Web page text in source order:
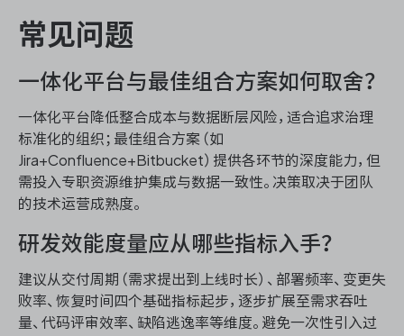
常见问题
一体化平台与最佳组合方案如何取舍？
一体化平台降低整合成本与数据断层风险，适合追求治理
标准化的组织；最佳组合方案（如
Jira+Confluence+Bitbucket）提供各环节的深度能力，但
需投入专职资源维护集成与数据一致性。决策取决于团队
的技术运营成熟度。
研发效能度量应从哪些指标入手？
建议从交付周期（需求提出到上线时长）、部署频率、变更失
败率、恢复时间四个基础指标起步，逐步扩展至需求吞吐
量、代码评审效率、缺陷逃逸率等维度。避免一次性引入过